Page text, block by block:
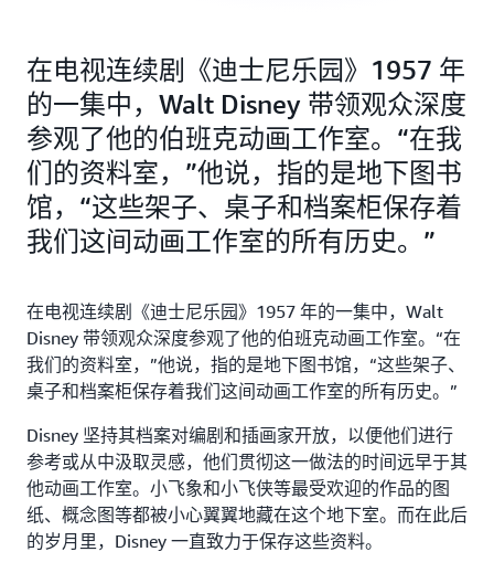
在电视连续剧《迪士尼乐园》1957 年
的一集中，Walt Disney 带领观众深度
参观了他的伯班克动画工作室。“在我
们的资料室，”他说，指的是地下图书
馆，“这些架子、桌子和档案柜保存着
我们这间动画工作室的所有历史。”
在电视连续剧《迪士尼乐园》1957 年的一集中，Walt
Disney 带领观众深度参观了他的伯班克动画工作室。“在
我们的资料室，”他说，指的是地下图书馆，“这些架子、
桌子和档案柜保存着我们这间动画工作室的所有历史。”
Disney 坚持其档案对编剧和插画家开放，以便他们进行
参考或从中汲取灵感，他们贯彻这一做法的时间远早于其
他动画工作室。小飞象和小飞侠等最受欢迎的作品的图
纸、概念图等都被小心翼翼地藏在这个地下室。而在此后
的岁月里，Disney 一直致力于保存这些资料。